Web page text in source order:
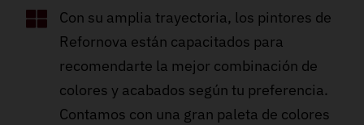
Con su amplia trayectoria, los pintores de
Refornova están capacitados para
recomendarte la mejor combinación de
colores y acabados según tu preferencia.
Contamos con una gran paleta de colores